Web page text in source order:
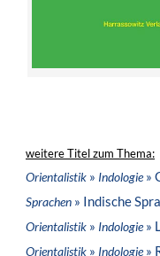
weitere Titel zum Thema:
Orientalistik » Indologie»
Sprachen » Indische
Orientalistik » Indologie»
Orientalistik » Indologie»